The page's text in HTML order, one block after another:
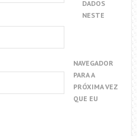
DADOS
NESTE
NAVEGADOR
PARA A
PRÓXIMA VEZ
QUE EU